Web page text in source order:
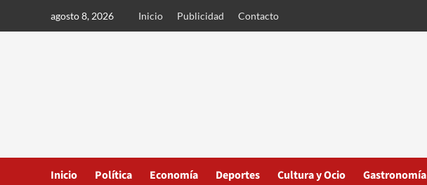
agosto 8, 2026 Inicio Publicidad Contacto
Inicio Política Economía Deportes Cultura y Ocio Gastronomía